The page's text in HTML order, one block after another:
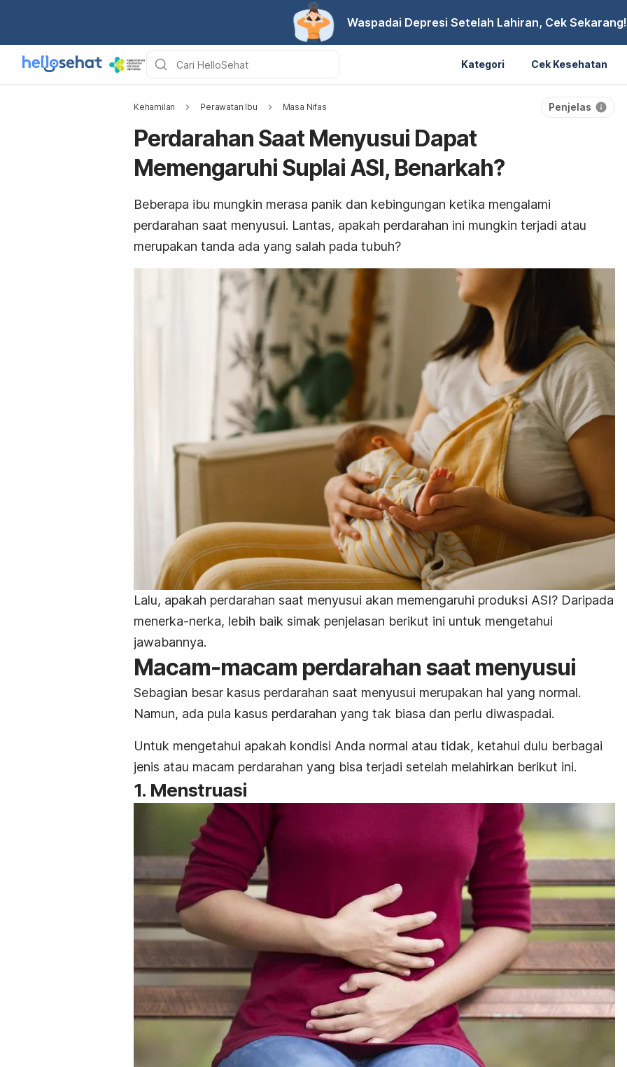
Waspadai Depresi Setelah Lahiran, Cek Sekarang!
Kategori Cek Kesehatan
Kehamilan Perawatan Ibu Masa Nifas Penjelas
Perdarahan Saat Menyusui Dapat
Memengaruhi Suplai ASI, Benarkah?
Beberapa ibu mungkin merasa panik dan kebingungan ketika mengalami
perdarahan saat menyusui. Lantas, apakah perdarahan ini mungkin terjadi atau
merupakan tanda ada yang salah pada tubuh?
Lalu, apakah perdarahan saat menyusui akan memengaruhi produksi ASI? Daripada
menerka-nerka, lebih baik simak penjelasan berikut ini untuk mengetahui
jawabannya.
Macam-macam perdarahan saat menyusui
Sebagian besar kasus perdarahan saat menyusui merupakan hal yang normal.
Namun, ada pula kasus perdarahan yang tak biasa dan perlu diwaspadai.
Untuk mengetahui apakah kondisi Anda normal atau tidak, ketahui dulu berbagai
jenis atau macam perdarahan yang bisa terjadi setelah melahirkan berikut ini.
1. Menstruasi